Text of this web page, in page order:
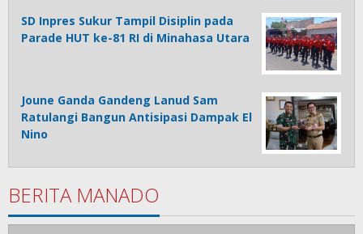
SD Inpres Sukur Tampil Disiplin pada
Parade HUT ke-81 RI di Minahasa Utara
Joune Ganda Gandeng Lanud Sam
Ratulangi Bangun Antisipasi Dampak El
Nino
BERITA MANADO